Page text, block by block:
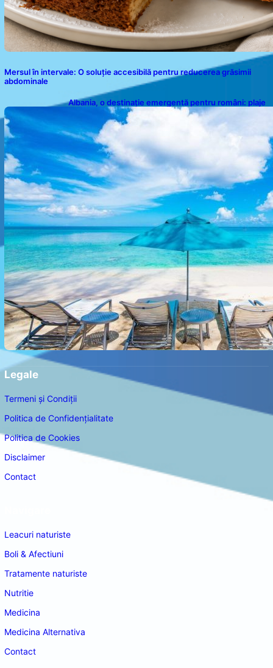
Mersul în intervale: O soluție accesibilă pentru reducerea grăsimii
abdominale
Albania, o destinație emergentă pentru români: plaje
spectaculoase, ape turcoaz și prețuri accesibile
Legale
Termeni și Condiții
Politica de Confidențialitate
Politica de Cookies
Disclaimer
Contact
Leacuri naturiste
Boli & Afectiuni
Tratamente naturiste
Nutritie
Medicina
Medicina Alternativa
Contact